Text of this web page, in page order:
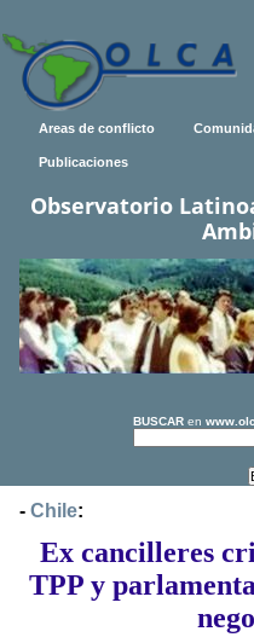
Areas de conflicto
Publicaciones
Observatorio
BUSCAR en
- Chile:
Ex cancilleres
TPP y